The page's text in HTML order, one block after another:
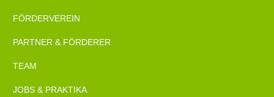
FÖRDERVEREIN
PARTNER & FÖRDERER
TEAM
JOBS & PRAKTIKA